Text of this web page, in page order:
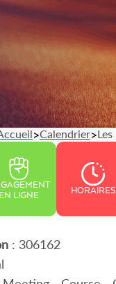
>Calendrier>
EN LIGNE
HORAIRES
: 306162